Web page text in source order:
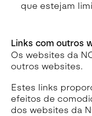
que estejam
Links com outros
Os websites da
outros websites.
Estes links
efeitos de
dos websites da